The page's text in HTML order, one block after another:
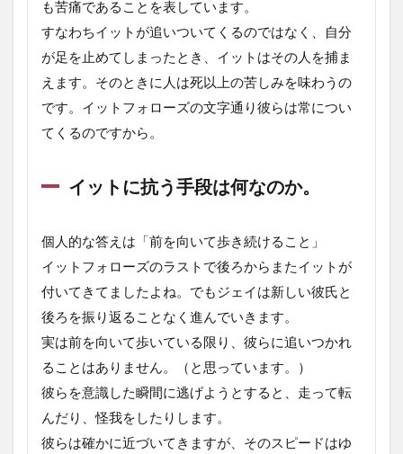
も苦痛であることを表しています。
すなわちイットが追いついてくるのではなく、自分
が足を止めてしまったとき、イットはその人を捕ま
えます。そのときに人は死以上の苦しみを味わうの
です。イットフォローズの文字通り彼らは常につい
てくるのですから。
イットに抗う手段は何なのか。
個人的な答えは「前を向いて歩き続けること」
イットフォローズのラストで後ろからまたイットが
付いてきてましたよね。でもジェイは新しい彼氏と
後ろを振り返ることなく進んでいきます。
実は前を向いて歩いている限り、彼らに追いつかれ
ることはありません。（と思っています。）
彼らを意識した瞬間に逃げようとすると、走って転
んだり、怪我をしたりします。
彼らは確かに近づいてきますが、そのスピードはゆ